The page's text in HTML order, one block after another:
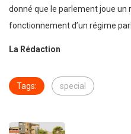
donné que le parlement joue un
fonctionnement d’un régime
La Rédaction
Tags: special